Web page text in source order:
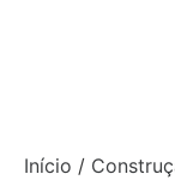
Início /